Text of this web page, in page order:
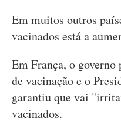
Em muitos outros
vacinados está a
Em França, o
de vacinação e o
garantiu que vai
vacinados.